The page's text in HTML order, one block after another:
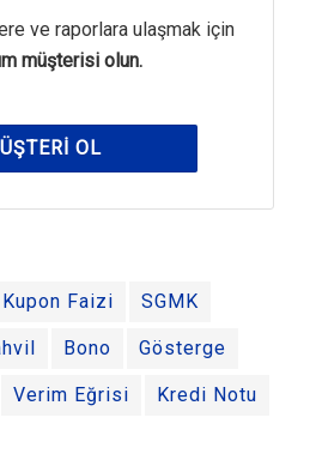
ve raporlara ulaşmak için
müşterisi olun.
OL
Kupon Faizi SGMK
Bono Gösterge
Verim Eğrisi Kredi Notu